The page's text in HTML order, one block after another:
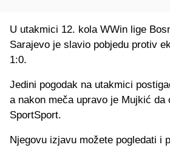
U utakmici 12. kola WWin lige
Sarajevo je slavio pobjedu protiv
1:0.
Jedini pogodak na utakmici
a nakon meča upravo je Mujkić da
SportSport.
Njegovu izjavu možete pogledati i